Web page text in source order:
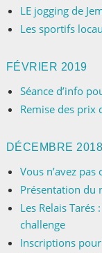
LE jogging de
Les sportifs
FÉVRIER 2019
Séance d’info
Remise des prix
DÉCEMBRE 2018
Vous n’avez
Présentation du
Les Relais
challenge
Inscriptions